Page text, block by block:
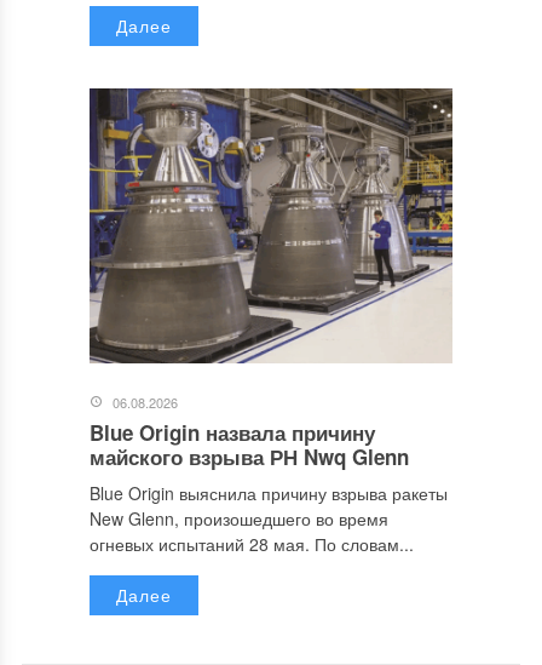
Далее
06.08.2026
Blue Origin назвала причину
майского взрыва РН Nwq Glenn
Blue Origin выяснила причину взрыва ракеты
New Glenn, произошедшего во время
огневых испытаний 28 мая. По словам...
Далее